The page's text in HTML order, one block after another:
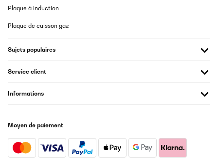
Plaque à induction
Plaque de cuisson gaz
Sujets populaires
Service client
Informations
Moyen de paiement